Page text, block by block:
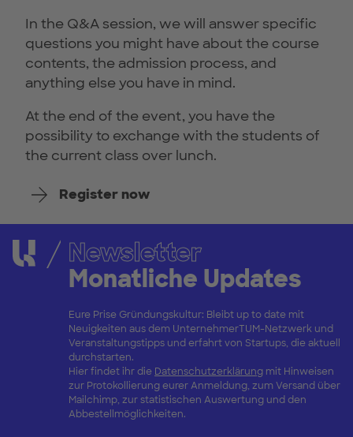
In the Q&A session, we will answer specific
questions you might have about the course
contents, the admission process, and
anything else you have in mind.
At the end of the event, you have the
possibility to exchange with the students of
the current class over lunch.
Register now
Newsletter
Monatliche Updates
Eure Prise Gründungskultur: Bleibt up to date mit
Neuigkeiten aus dem UnternehmerTUM-Netzwerk und
Veranstaltungstipps und erfahrt von Startups, die aktuell
durchstarten.
Hier findet ihr die Datenschutzerklärungmit Hinweisen
zur Protokollierung eurer Anmeldung, zum Versand über
Mailchimp, zur statistischen Auswertung und den
Abbestellmöglichkeiten.